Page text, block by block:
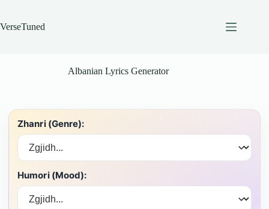
content
VerseTuned
Albanian Lyrics Generator
Zhanri (Genre):
Humori (Mood):